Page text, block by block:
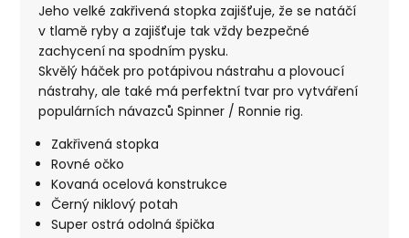
Jeho velké zakřivená stopka zajišťuje, že se natáčí
v tlamě ryby a zajišťuje tak vždy bezpečné
zachycení na spodním pysku.
Skvělý háček pro potápivou nástrahu a plovoucí
nástrahy, ale také má perfektní tvar pro vytváření
populárních návazců Spinner / Ronnie rig.
Zakřivená stopka
Rovné očko
Kovaná ocelová konstrukce
Černý niklový potah
Super ostrá odolná špička